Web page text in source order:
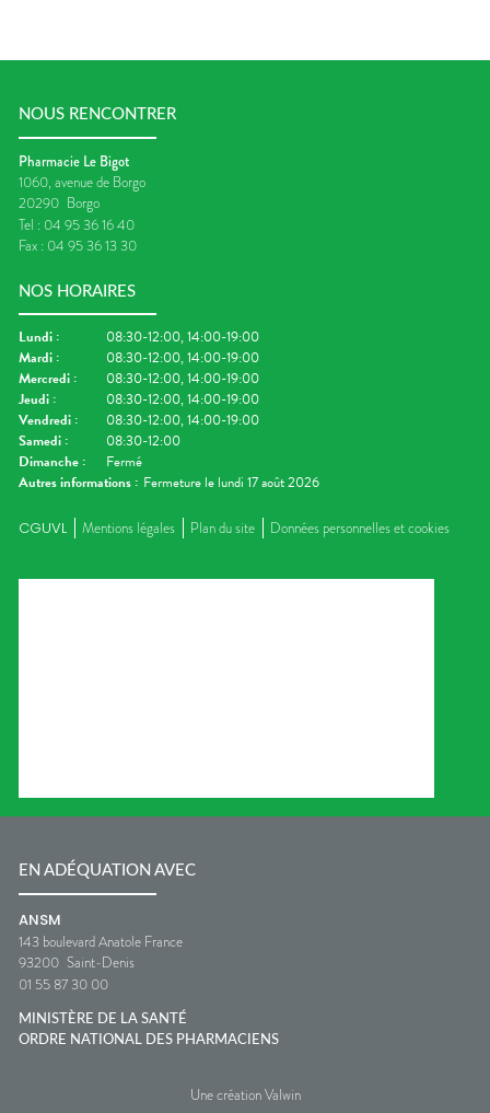
NOUS RENCONTRER
Pharmacie Le Bigot
1060, avenue de Borgo
20290 Borgo
Tel : 04 95 36 16 40
Fax : 04 95 36 13 30
NOS HORAIRES
Lundi :
08:30-12:00, 14:00-19:00
Mardi :
08:30-12:00, 14:00-19:00
Mercredi :
08:30-12:00, 14:00-19:00
Jeudi :
08:30-12:00, 14:00-19:00
Vendredi :
08:30-12:00, 14:00-19:00
Samedi :
08:30-12:00
Dimanche :
Fermé
Autres informations : Fermeture le lundi 17 août 2026
CGUVL Mentions légales Plan du site Données personnelles et cookies
EN ADÉQUATION AVEC
ANSM
143 boulevard Anatole France
93200 Saint-Denis
01 55 87 30 00
MINISTÈRE DE LA SANTÉ
ORDRE NATIONAL DES PHARMACIENS
Une création Valwin